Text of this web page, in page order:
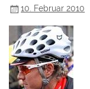
10. Februar 2010